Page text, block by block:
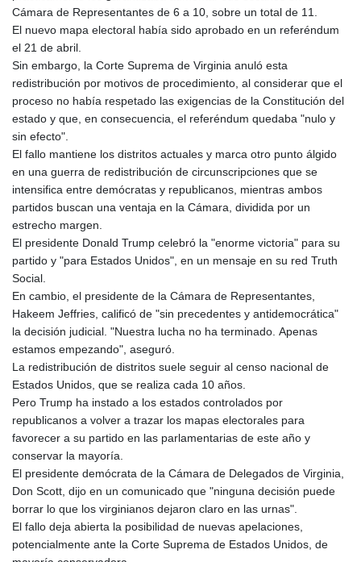
Cámara de Representantes de 6 a 10, sobre un total de 11.
El nuevo mapa electoral había sido aprobado en un referéndum
el 21 de abril.
Sin embargo, la Corte Suprema de Virginia anuló esta
redistribución por motivos de procedimiento, al considerar que el
proceso no había respetado las exigencias de la Constitución del
estado y que, en consecuencia, el referéndum quedaba "nulo y
sin efecto".
El fallo mantiene los distritos actuales y marca otro punto álgido
en una guerra de redistribución de circunscripciones que se
intensifica entre demócratas y republicanos, mientras ambos
partidos buscan una ventaja en la Cámara, dividida por un
estrecho margen.
El presidente Donald Trump celebró la "enorme victoria" para su
partido y "para Estados Unidos", en un mensaje en su red Truth
Social.
En cambio, el presidente de la Cámara de Representantes,
Hakeem Jeffries, calificó de "sin precedentes y antidemocrática"
la decisión judicial. "Nuestra lucha no ha terminado. Apenas
estamos empezando", aseguró.
La redistribución de distritos suele seguir al censo nacional de
Estados Unidos, que se realiza cada 10 años.
Pero Trump ha instado a los estados controlados por
republicanos a volver a trazar los mapas electorales para
favorecer a su partido en las parlamentarias de este año y
conservar la mayoría.
El presidente demócrata de la Cámara de Delegados de Virginia,
Don Scott, dijo en un comunicado que "ninguna decisión puede
borrar lo que los virginianos dejaron claro en las urnas".
El fallo deja abierta la posibilidad de nuevas apelaciones,
potencialmente ante la Corte Suprema de Estados Unidos, de